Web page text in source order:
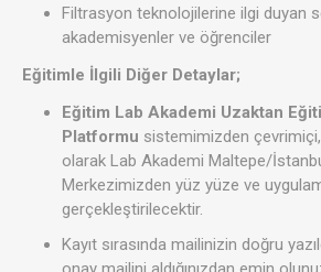
Filtrasyon teknolojilerine ilgi duyan
akademisyenler ve öğrenciler
Eğitimle İlgili Diğer Detaylar;
Eğitim Lab Akademi Uzaktan
Platformu sistemimizden çevrimiçi,
olarak Lab Akademi Maltepe/
Merkezimizden yüz yüze ve
gerçekleştirilecektir.
Kayıt sırasında mailinizin doğru